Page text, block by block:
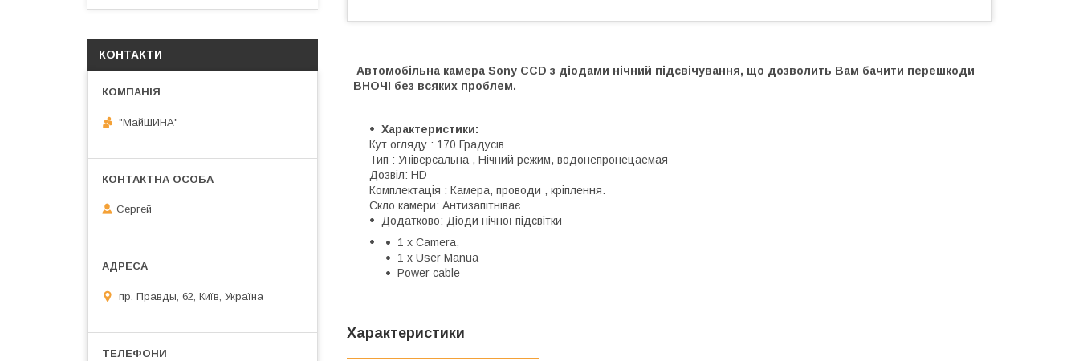
Автомобільна камера Sony CCD з діодами нічний підсвічування, що дозволить Вам бачити перешкоди
ВНОЧІ без всяких проблем.
Характеристики:
Кут огляду : 170 Градусів
Тип : Універсальна , Нічний режим, водонепронецаемая
Дозвіл: HD
Комплектація : Камера, проводи , кріплення.
Скло камери: Антизапітніває
Додатково: Діоди нічної підсвітки
1 x Camera,
1 x User Manua
Power cable
Характеристики
КОНТАКТИ
"МайШИНА"
Сергей
пр. Правды, 62, Київ, Україна